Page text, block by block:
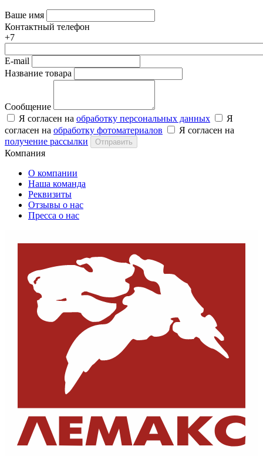
Ваше имя
Контактный телефон
+7
E-mail
Название товара
Сообщение
Я согласен на обработку персональных данных
Я
согласен на обработку фотоматериалов
Я согласен на
получение рассылки
Отправить
Компания
О компании
Наша команда
Реквизиты
Отзывы о нас
Пресса о нас